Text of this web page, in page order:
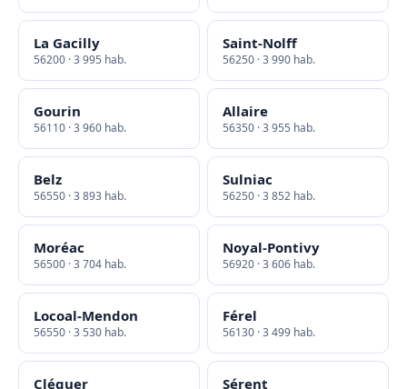
La Gacilly
56200 · 3 995 hab.
Saint-Nolff
56250 · 3 990 hab.
Gourin
56110 · 3 960 hab.
Allaire
56350 · 3 955 hab.
Belz
56550 · 3 893 hab.
Sulniac
56250 · 3 852 hab.
Moréac
56500 · 3 704 hab.
Noyal-Pontivy
56920 · 3 606 hab.
Locoal-Mendon
56550 · 3 530 hab.
Férel
56130 · 3 499 hab.
Cléguer Sérent